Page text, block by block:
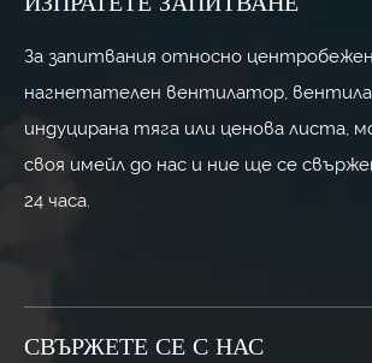
енергия?
За запитвания относно
нагнетателен вентилатор,
индуцирана тяга или ценова листа,
своя имейл до нас и ние ще се
24 часа.
СВЪРЖЕТЕ СЕ С НАС